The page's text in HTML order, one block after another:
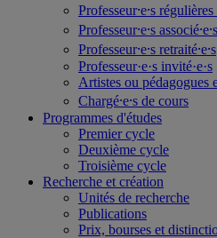
Professeur⸱e⸱s
Professeur⸱e⸱s associé⸱e⸱s
Professeur⸱e⸱s retraité⸱e⸱s
Professeur·e·s invité·e·s
Artistes ou pédagogues
Chargé⸱e⸱s de cours
Programmes d'études
Premier cycle
Deuxième cycle
Troisième cycle
Recherche et création
Unités de recherche
Publications
Prix, bourses et